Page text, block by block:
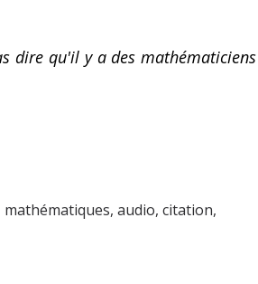
dire qu'il y a des mathématiciens
mathématiques,audio,citation,